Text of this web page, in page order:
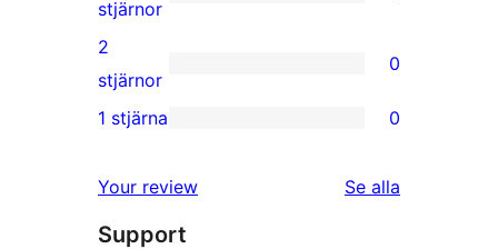
recensioner
0
3-
stjärniga
recensioner
stjärnor
0
2-
recensioner
2
stjärnor
0
stjärniga
recensioner
1 stjärna 0
Your review Se alla
Support